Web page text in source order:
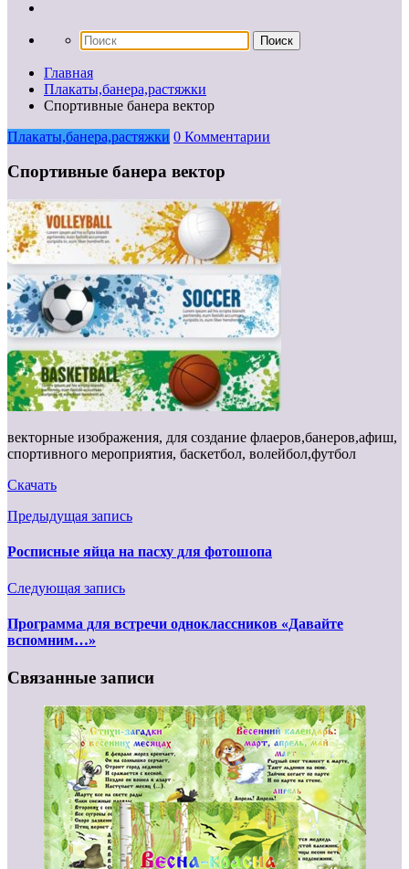
Главная
Плакаты,банера,растяжки
Спортивные банера вектор
Плакаты,банера,растяжки 0 Комментарии
Спортивные банера вектор
векторные изображения, для создание флаеров,банеров,афиш,
спортивного мероприятия, баскетбол, волейбол,футбол
Скачать
Предыдущая запись
Росписные яйца на пасху для фотошопа
Следующая запись
Программа для встречи одноклассников «Давайте
вспомним…»
Связанные записи